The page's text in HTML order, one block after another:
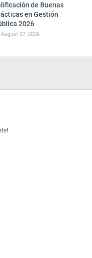
de Buenas
en Gestión
2026
August 07, 2026